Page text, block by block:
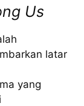
Us
latar
yang